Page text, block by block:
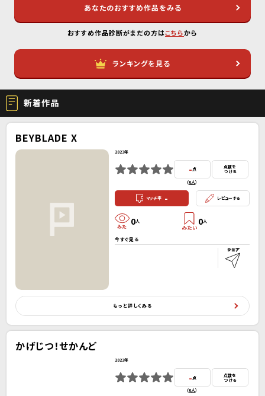
あなたのおすすめ作品をみる
おすすめ作品診断がまだの方はこちらから
ランキングを見る
新着作品
BEYBLADE X
2023年
-点
(0人）
点数を
つける
マッチ率 - レビューする
0人 0人
今すぐ見る
もっと詳しくみる
かげじつ！せかんど
2023年
- 点
(0人）
点数を
つける